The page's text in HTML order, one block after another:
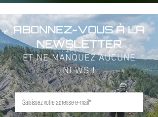
ABONNEZ-VOUS À LA
NEWSLETTER
ET NE MANQUEZ AUCUNE
NEWS !